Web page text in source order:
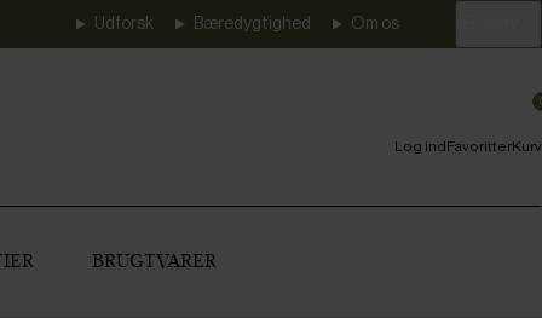
Udforsk Bæredygtighed Om os
Log indFavoritterKurv
BRUGTVARER